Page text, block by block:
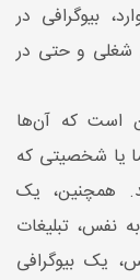
بیوگرافی در
شغلی و حتی در
است که آن‌ها
یا شخصیتی که
همچنین، یک
نفس، تبلیغات
یک بیوگرافی